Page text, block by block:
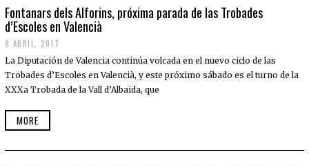
Fontanars dels Alforins, próxima parada de las Trobades
d’Escoles en Valencià
8 ABRIL, 2017
La Diputación de Valencia continúa volcada en el nuevo ciclo de las
Trobades d’Escoles en Valencià, y este próximo sábado es el turno de la
XXXa Trobada de la Vall d’Albaida, que
MORE